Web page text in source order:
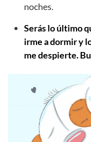
noches.
Serás lo último
irme a dormir y
me despierte.